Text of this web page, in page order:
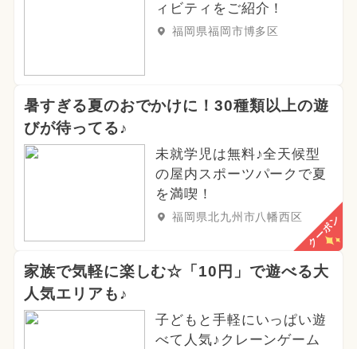
ィビティをご紹介！
福岡県福岡市博多区
暑すぎる夏のおでかけに！30種類以上の遊
びが待ってる♪
未就学児は無料♪全天候型
の屋内スポーツパークで夏
を満喫！
福岡県北九州市八幡西区 クーポン
家族で気軽に楽しむ☆「10円」で遊べる大
人気エリアも♪
子どもと手軽にいっぱい遊
べて人気♪クレーンゲーム